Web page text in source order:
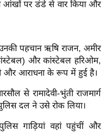
आंखों पर डंडे से वार किया और
उनकी पहचान ऋषि राजन, अमीर
और कांस्टेबल हरिओम,
और आराधना के रूप में हुई है।
से रामादेवी-भुंती राजमार्ग
दल ने उसे रोक लिया।
गाड़ियां वहां पहुंचीं और